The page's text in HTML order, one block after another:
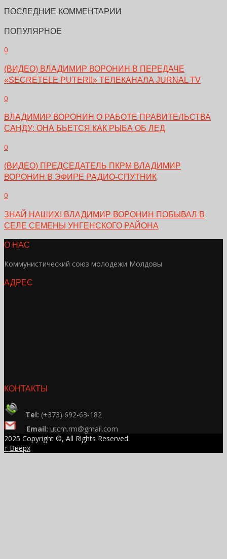
ПОСЛЕДНИЕ КОММЕНТАРИИ
ПОПУЛЯРНОЕ
0
(ВИДЕО) ВЛАДИМИР ВОРОНИН В ПЕРЕДАЧЕ
«SECRETELE PUTERII» ТЕЛЕКАНАЛА JURNAL TV
0
ВЛАДИМИР ВОРОНИН О РАБОТЕ ПРАВИТЕЛЬСТВА
САНДУ: ОНА БЬЕТСЯ КАК РЫБА ОБ ЛЕД
0
(ВИДЕО) ПРЕДСЕДАТЕЛЬ ПКРМ ВЛАДИМИР
ВОРОНИН В ЭФИРЕ РАДИО-СПУТНИК
0
ЗНАЙ НАШИХ! ВЛАДИМИР ВОРОНИН ПОБЫВАЛ В
СЕЛЕ СЕМЕНЫ УНГЕНСКОГО РАЙОНА
О НАС
Коммунистический союз молодежи Молдовы
АДРЕС
КОНТАКТЫ
Tel: (+373) 692-63-182
Email: utcm.rm@gmail.com
2025 Copyright ©, All Rights Reserved.
↑ Вверх